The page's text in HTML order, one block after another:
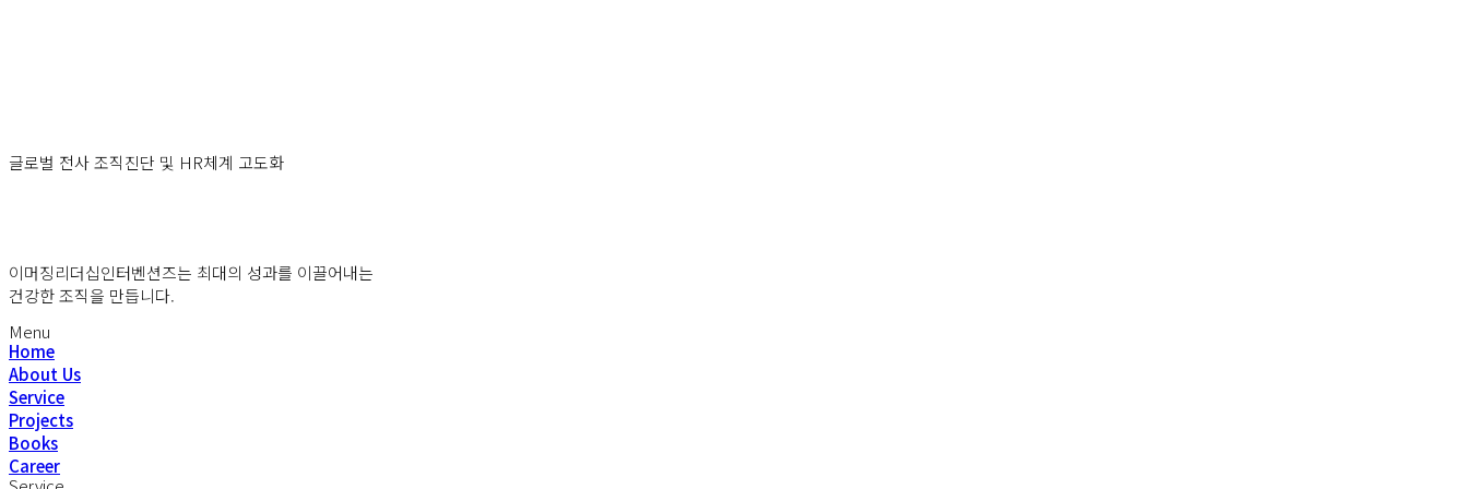
글로벌 전사 조직진단 및 HR체계 고도화
이머징리더십인터벤션즈는 최대의 성과를 이끌어내는
건강한 조직을 만듭니다.
Menu
Home
About Us
Service
Projects
Books
Career